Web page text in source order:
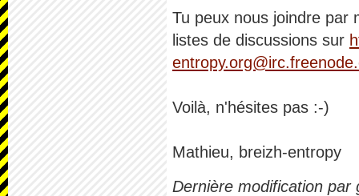
Tu peux nous joindre par
listes de discussions sur
Voilà, n'hésites pas :-)
Mathieu, breizh-entropy
Dernière modification par